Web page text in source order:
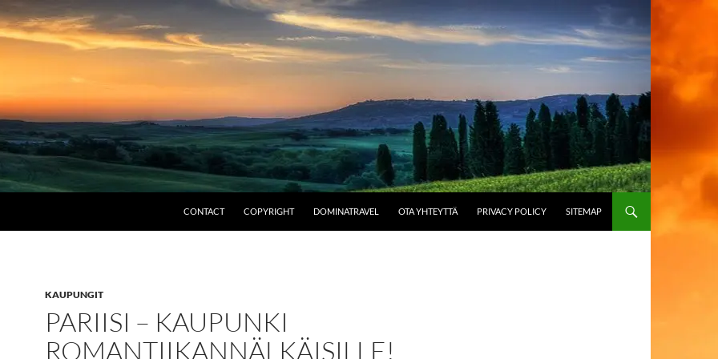
CONTACT COPYRIGHT DOMINATRAVEL OTA YHTEYTTÄ PRIVACY POLICY SITEMAP
KAUPUNGIT
PARIISI – KAUPUNKI
ROMANTIIKANNÄLKÄISILLE!